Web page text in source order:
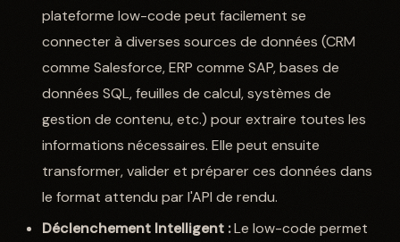
plateforme low-code peut facilement se
connecter à diverses sources de données (CRM
comme Salesforce, ERP comme SAP, bases de
données SQL, feuilles de calcul, systèmes de
gestion de contenu, etc.) pour extraire toutes les
informations nécessaires. Elle peut ensuite
transformer, valider et préparer ces données dans
le format attendu par l'API de rendu.
Déclenchement Intelligent :Le low-code permet